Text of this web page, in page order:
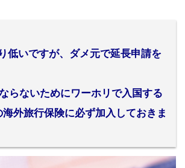
低いですが、ダメ元で延長申請を
らないためにワーホリで入国する
外旅行保険に必ず加入しておきま